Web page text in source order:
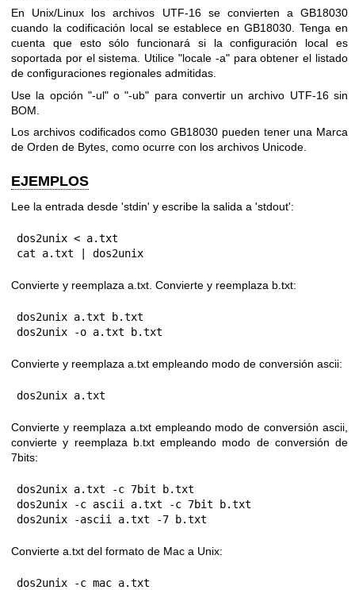
En Unix/Linux los archivos UTF-16 se convierten a GB18030
cuando la codificación local se establece en GB18030. Tenga en
cuenta que esto sólo funcionará si la configuración local es
soportada por el sistema. Utilice "locale -a"para obtener el listado
de configuraciones regionales admitidas.
Use la opción "-ul"o"-ub" para convertir un archivo UTF-16 sin
BOM.
Los archivos codificados como GB18030 pueden tener una Marca
de Orden de Bytes, como ocurre con los archivos Unicode.
EJEMPLOS
Lee la entrada desde 'stdin' y escribe la salida a 'stdout':
dos2unix < a.txt
cat a.txt | dos2unix
Convierte y reemplaza a.txt. Convierte y reemplaza b.txt:
dos2unix a.txt b.txt
dos2unix -o a.txt b.txt
Convierte y reemplaza a.txt empleando modo de conversión ascii:
dos2unix a.txt
Convierte y reemplaza a.txt empleando modo de conversión ascii,
convierte y reemplaza b.txt empleando modo de conversión de
7bits:
dos2unix a.txt -c 7bit b.txt
dos2unix -c ascii a.txt -c 7bit b.txt
dos2unix -ascii a.txt -7 b.txt
Convierte a.txt del formato de Mac a Unix:
dos2unix -c mac a.txt